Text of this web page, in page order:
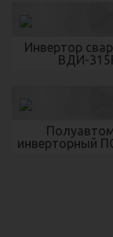
Инвертор
ВДИ-
инверторный